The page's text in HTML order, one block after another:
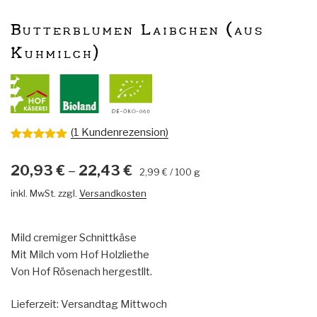
Butterblumen Laibchen (aus
Kuhmilch)
von 5,
basierend
auf
(1 Kundenrezension)
20,93 € – 22,43 € 2,99€ /100 g
inkl. MwSt. zzgl. Versandkosten
Mild cremiger Schnittkäse
Mit Milch vom Hof Holzliethe
Von Hof Rösenach hergestllt.
Lieferzeit: Versandtag Mittwoch